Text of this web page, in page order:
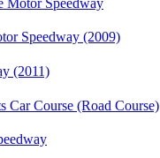
Motor Speedway
Speedway (2009)
(2011)
Car Course (Road Course)